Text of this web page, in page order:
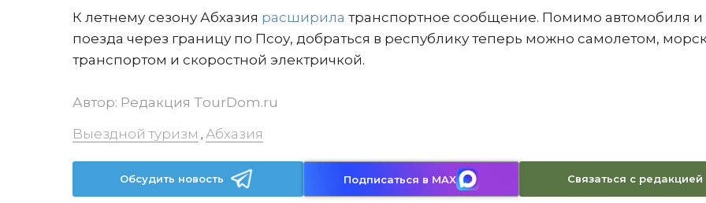
К летнему сезону Абхазия расширила транспортное сообщение. Помимо автомобиля и
поезда через границу по Псоу, добраться в республику теперь можно самолетом,
транспортом и скоростной электричкой.
Автор: Редакция TourDom.ru
Выездной туризм , Абхазия
Обсудить новость Подписаться в MAX Связаться с редакцией